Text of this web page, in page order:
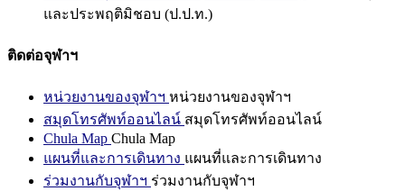
และประพฤติมิชอบ (ป.ป.ท.)
ติดต่อจุฬาฯ
หน่วยงานของจุฬาฯ หน่วยงานของจุฬาฯ
สมุดโทรศัพท์ออนไลน์ สมุดโทรศัพท์ออนไลน์
Chula Map Chula Map
แผนที่และการเดินทาง แผนที่และการเดินทาง
ร่วมงานกับจุฬาฯ ร่วมงานกับจุฬาฯ